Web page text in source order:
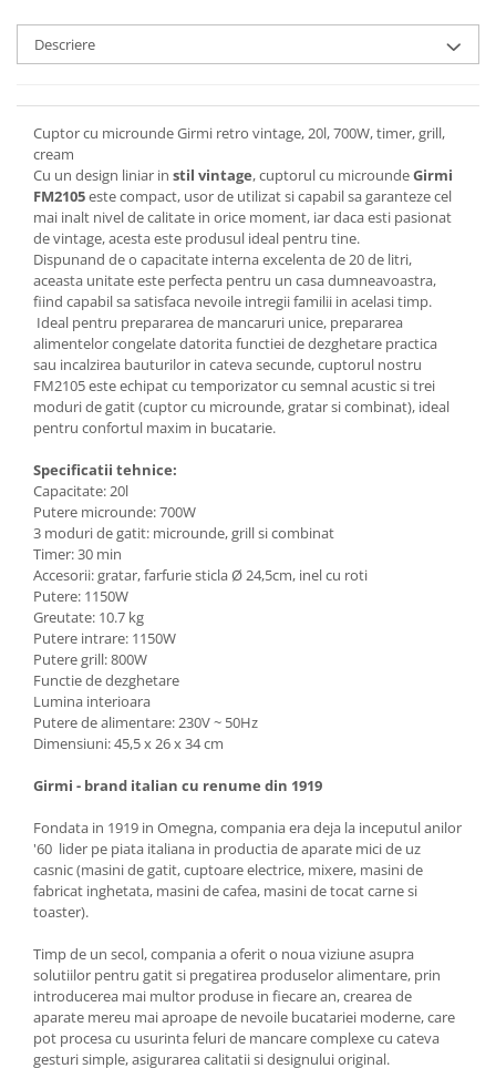
Descriere
Cuptor cu microunde Girmi retro vintage, 20l, 700W, timer, grill,
cream
Cu un design liniar in stil vintage, cuptorul cu microundeGirmi
FM2105este compact, usor de utilizat si capabil sa garanteze cel
mai inalt nivel de calitate in orice moment, iar daca esti pasionat
de vintage, acesta este produsul ideal pentru tine.
Dispunand de o capacitate interna excelenta de 20 de litri,
aceasta unitate este perfecta pentru un casa dumneavoastra,
fiind capabil sa satisfaca nevoile intregii familii in acelasi timp.
Ideal pentru prepararea de mancaruri unice, prepararea
alimentelor congelate datorita functiei de dezghetare practica
sau incalzirea bauturilor in cateva secunde, cuptorul nostru
FM2105 este echipat cu temporizator cu semnal acustic si trei
moduri de gatit (cuptor cu microunde, gratar si combinat), ideal
pentru confortul maxim in bucatarie.
Specificatii tehnice:
Capacitate: 20l
Putere microunde: 700W
3 moduri de gatit: microunde, grill si combinat
Timer: 30 min
Accesorii: gratar, farfurie sticla Ø 24,5cm, inel cu roti
Putere: 1150W
Greutate: 10.7 kg
Putere intrare: 1150W
Putere grill: 800W
Functie de dezghetare
Lumina interioara
Putere de alimentare: 230V ~ 50Hz
Dimensiuni: 45,5 x 26 x 34 cm
Girmi - brand italian cu renume din 1919
Fondata in 1919 in Omegna, compania era deja la inceputul anilor
'60 lider pe piata italiana in productia de aparate mici de uz
casnic (masini de gatit, cuptoare electrice, mixere, masini de
fabricat inghetata, masini de cafea, masini de tocat carne si
toaster).
Timp de un secol, compania a oferit o noua viziune asupra
solutiilor pentru gatit si pregatirea produselor alimentare, prin
introducerea mai multor produse in fiecare an, crearea de
aparate mereu mai aproape de nevoile bucatariei moderne, care
pot procesa cu usurinta feluri de mancare complexe cu cateva
gesturi simple, asigurarea calitatii si designului original.